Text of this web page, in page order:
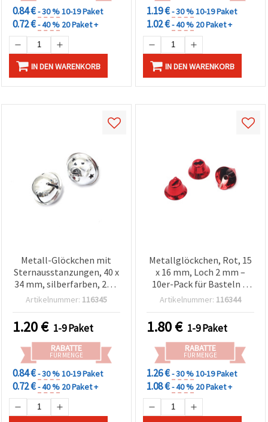
0.84 €- 30 %10-19 Paket
0.72 €- 40 % 20 Paket +
IN DEN WARENKORB
1.19 €- 30 %10-19 Paket
1.02 €- 40 % 20 Paket +
IN DEN WARENKORB
Metall-Glöckchen mit
Sternausstanzungen, 40 x
34 mm, silberfarben, 2er-
Set – Dekorative Bastel-
Weihnachtsschmuck &
Festtagsdeko
Artikelnummer: 116345
1.20€ 1-9 Paket
RABATTE
FÜR MENGE
0.84 €- 30 %10-19 Paket
0.72 €- 40 % 20 Paket +
Metallglöckchen, Rot, 15
x 16 mm, Loch 2 mm –
10er-Pack für Basteln &
Deko
Artikelnummer: 116344
1.80€ 1-9 Paket
RABATTE
FÜR MENGE
1.26 €- 30 %10-19 Paket
1.08 €- 40 % 20 Paket +